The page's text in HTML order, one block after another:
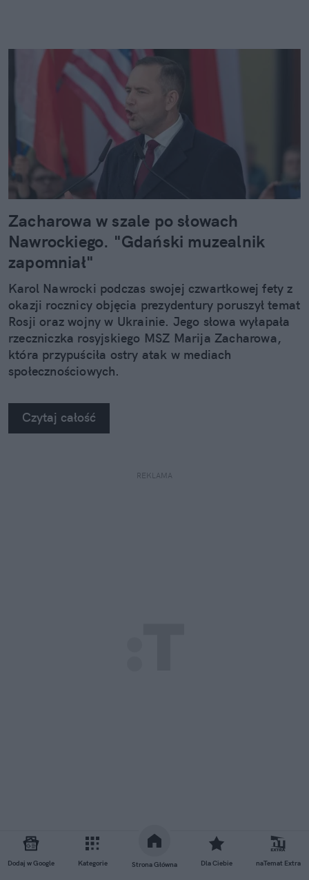
Dodaj w Google Kategorie Strona Główna Dla Ciebie naTemat Extra
Zacharowa w szale po słowach
Nawrockiego. "Gdański muzealnik
zapomniał"
Karol Nawrocki podczas swojej czwartkowej fety z
okazji rocznicy objęcia prezydentury poruszył temat
Rosji oraz wojny w Ukrainie. Jego słowa wyłapała
rzeczniczka rosyjskiego MSZ Marija Zacharowa,
która przypuściła ostry atak w mediach
społecznościowych.
Czytaj całość
REKLAMA